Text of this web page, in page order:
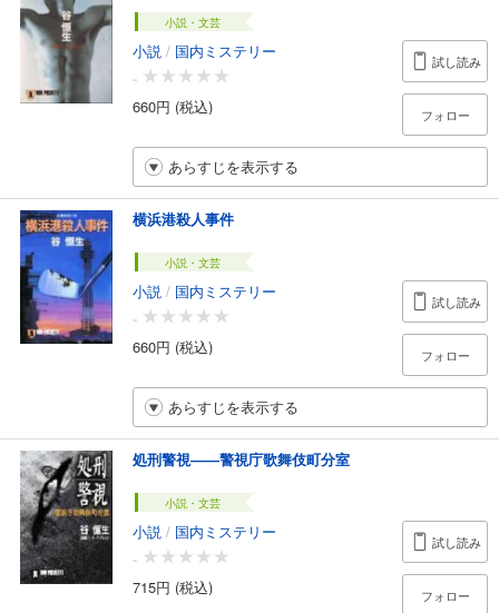
小説・文芸
小説 / 国内ミステリー
-
660円 (税込)
試し読み
フォロー
あらすじを表示する
横浜港殺人事件
小説・文芸
小説 / 国内ミステリー
-
660円 (税込)
試し読み
フォロー
あらすじを表示する
処刑警視――警視庁歌舞伎町分室
小説・文芸
小説 / 国内ミステリー
-
715円 (税込)
試し読み
フォロー